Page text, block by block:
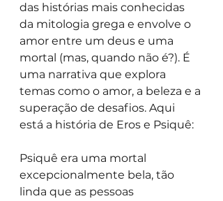
das histórias mais conhecidas
da mitologia grega e envolve o
amor entre um deus e uma
mortal (mas, quando não é?). É
uma narrativa que explora
temas como o amor, a beleza e a
superação de desafios. Aqui
está a história de Eros e Psiquê:
Psiquê era uma mortal
excepcionalmente bela, tão
linda que as pessoas